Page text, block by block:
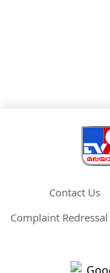
Contact Us
Complaint Redressal